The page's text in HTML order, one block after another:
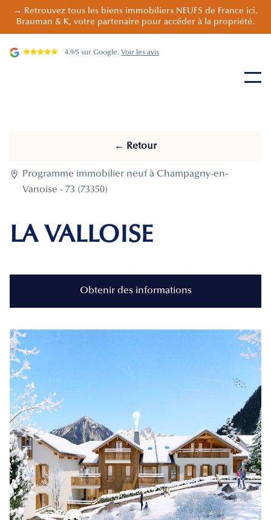
→ Retrouvez tous les biens immobiliers NEUFS de France ici.
Brauman & K, votre partenaire pour accéder à la propriété.
4.9/5 sur Google. Voir les avis
← Retour

Programme immobilier neuf à Champagny-en-
Vanoise - 73 (73350)
LA VALLOISE
Obtenir des informations